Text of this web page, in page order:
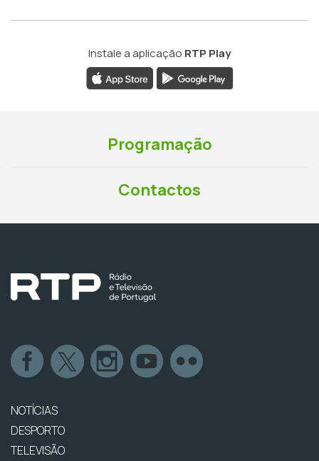
Instale a aplicação RTP Play
Programação
Contactos
NOTÍCIAS
DESPORTO
TELEVISÃO